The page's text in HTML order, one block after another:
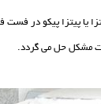
مشکل حل می گردد.